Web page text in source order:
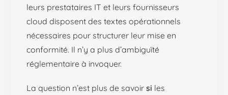
leurs prestataires IT et leurs fournisseurs
cloud disposent des textes opérationnels
nécessaires pour structurer leur mise en
conformité. Il n’y a plus d’ambiguïté
réglementaire à invoquer.
La question n’est plus de savoirsi les